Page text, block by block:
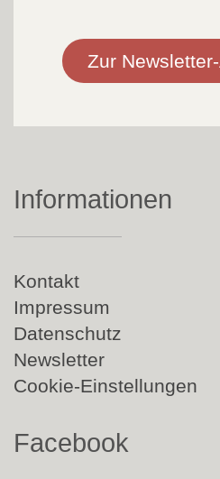
Zur
Informationen
Navigation
überspringen
Kontakt
Impressum
Datenschutz
Newsletter
Cookie-Einstellungen
Facebook